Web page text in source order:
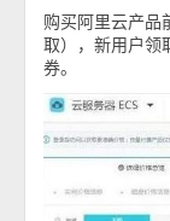
购买阿里云产品
取），新用户领
券。